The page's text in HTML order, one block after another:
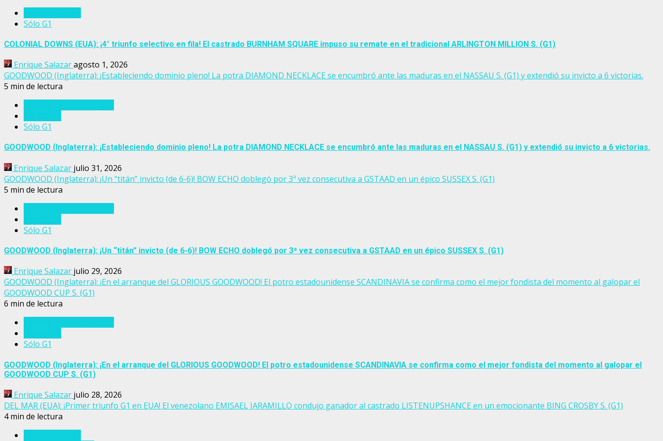
Sólo G1
COLONIAL DOWNS (EUA): ¡4° triunfo selectivo en fila! El castrado BURNHAM SQUARE impuso su remate en el tradicional ARLINGTON MILLION S. (G1)
Enrique Salazaragosto 1, 2026
GOODWOOD (Inglaterra): ¡Estableciendo dominio pleno! La potra DIAMOND NECKLACE se encumbró ante las maduras en el NASSAU S. (G1) y extendió su invicto a 6 victorias.
5 min de lectura
Sólo G1
GOODWOOD (Inglaterra): ¡Estableciendo dominio pleno! La potra DIAMOND NECKLACE se encumbró ante las maduras en el NASSAU S. (G1) y extendió su invicto a 6 victorias.
Enrique Salazar julio 31, 2026
GOODWOOD (Inglaterra): ¡Un “titán” invicto (de 6-6)! BOW ECHO doblegó por 3ª vez consecutiva a GSTAAD en un épico SUSSEX S. (G1)
5 min de lectura
Sólo G1
GOODWOOD (Inglaterra): ¡Un “titán” invicto (de 6-6)! BOW ECHO doblegó por 3ª vez consecutiva a GSTAAD en un épico SUSSEX S. (G1)
Enrique Salazar julio 29, 2026
GOODWOOD (Inglaterra): ¡En el arranque del GLORIOUS GOODWOOD! El potro estadounidense SCANDINAVIA se confirma como el mejor fondista del momento al galopar el
GOODWOOD CUP S. (G1)
6 min de lectura
Sólo G1
GOODWOOD (Inglaterra): ¡En el arranque del GLORIOUS GOODWOOD! El potro estadounidense SCANDINAVIA se confirma como el mejor fondista del momento al galopar el
GOODWOOD CUP S. (G1)
Enrique Salazar julio 28, 2026
DEL MAR (EUA): ¡Primer triunfo G1 en EUA! El venezolano EMISAEL JARAMILLO condujo ganador al castrado LISTENUPSHANCE en un emocionante BING CROSBY S. (G1)
4 min de lectura